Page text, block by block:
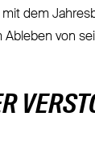
dem
von